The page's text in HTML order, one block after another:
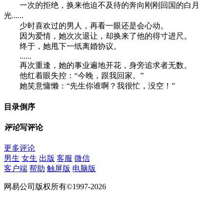
一次的拒绝，换来他迫不及待的奔向刚刚回国的白月
光......
少时喜欢过的男人，再看一眼还是会心动。
因为爱情，她次次退让，却换来了他的得寸进尺。
终于，她甩下一纸离婚协议。
......
再次重逢，她的事业遍地开花，身旁追求者无数。
他红着眼失控：“今晚，跟我回家。”
她笑意慵懒：“先生你谁啊？我很忙，没空！”
目录倒序
评论写评论
更多评论
男生 女生 出版 客服 微信
客户端 帮助 触屏版 电脑版
网易公司版权所有©1997-2026